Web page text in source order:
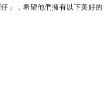
」，希望他們擁有以下美好的